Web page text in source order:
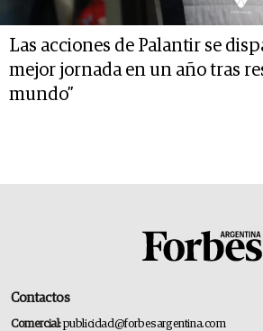
Las acciones de Palantir se
mejor jornada en un año tras
mundo”
Contactos
Comercial:publicidad@forbesargentina.com